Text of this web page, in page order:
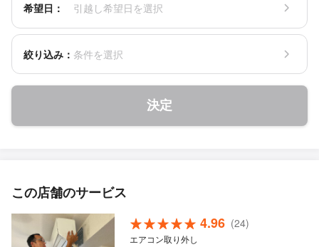
希望日： 引越し希望日を選択
絞り込み： 条件を選択
決定
この店舗のサービス
4.96 (24)
エアコン取り外し